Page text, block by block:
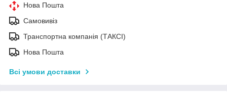
Нова Пошта
Самовивіз
Транспортна компанія (ТАКСІ)
Нова Пошта
Всі умови доставки